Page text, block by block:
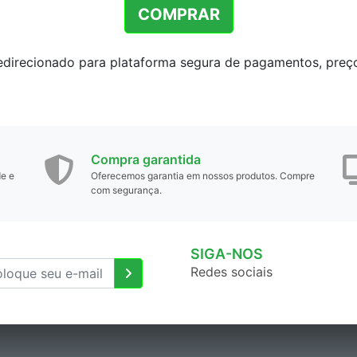
COMPRAR
para plataforma segura de pagamentos,
e
Compra garantida
Oferecemos garantia em nossos produtos. Compre
com segurança.
SIGA-NOS
Redes sociais